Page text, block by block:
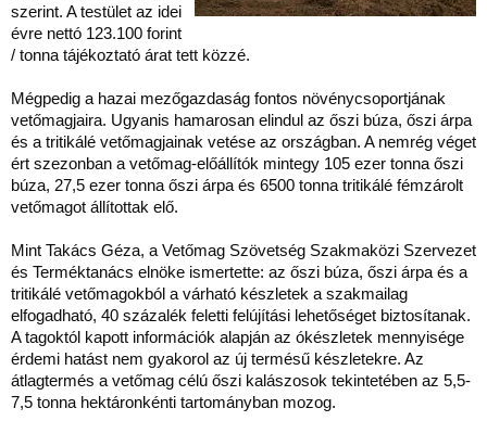
szerint. A testület az idei
évre nettó 123.100 forint
/ tonna tájékoztató árat tett közzé.
Mégpedig a hazai mezőgazdaság fontos növénycsoportjának
vetőmagjaira. Ugyanis hamarosan elindul az őszi búza, őszi árpa
és a tritikálé vetőmagjainak vetése az országban. A nemrég véget
ért szezonban a vetőmag-előállítók mintegy 105 ezer tonna őszi
búza, 27,5 ezer tonna őszi árpa és 6500 tonna tritikálé fémzárolt
vetőmagot állítottak elő.
Mint Takács Géza, a Vetőmag Szövetség Szakmaközi Szervezet
és Terméktanács elnöke ismertette: az őszi búza, őszi árpa és a
tritikálé vetőmagokból a várható készletek a szakmailag
elfogadható, 40 százalék feletti felújítási lehetőséget biztosítanak.
A tagoktól kapott információk alapján az ókészletek mennyisége
érdemi hatást nem gyakorol az új termésű készletekre. Az
átlagtermés a vetőmag célú őszi kalászosok tekintetében az 5,5-
7,5 tonna hektáronkénti tartományban mozog.